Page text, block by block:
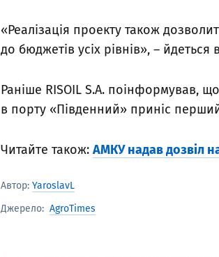
«Реалізація проекту також
до бюджетів усіх рівнів», – йдеться
Раніше RISOIL S.A. поінформував,
в порту «Південний» приніс
Читайте також:АМКУ надав дозвіл
Автор: YaroslavL
Джерело: AgroTimes